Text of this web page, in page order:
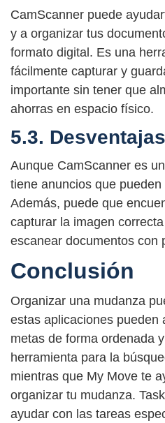
CamScanner puede
y a organizar tus
formato digital. Es una
fácilmente capturar y
importante sin tener que
ahorras en espacio físico.
5.3. Desventajas
Aunque CamScanner es
tiene anuncios que
Además, puede que
capturar la imagen
escanear documentos con
Conclusión
Organizar una mudanza
estas aplicaciones pueden
metas de forma ordenada
herramienta para la
mientras que My Move te
organizar tu mudanza.
ayudar con las tareas